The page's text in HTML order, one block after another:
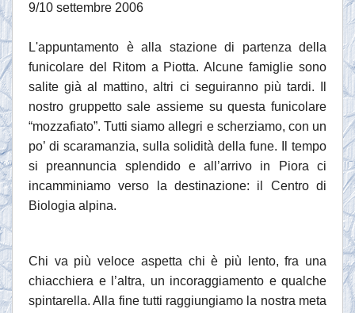
9/10 settembre 2006
L'appuntamento è alla stazione di partenza della
funicolare del Ritom a Piotta. Alcune famiglie sono
salite già al mattino, altri ci seguiranno più tardi. Il
nostro gruppetto sale assieme su questa funicolare
“mozzafiato”. Tutti siamo allegri e scherziamo, con un
po’ di scaramanzia, sulla solidità della fune. Il tempo
si preannuncia splendido e all’arrivo in Piora ci
incamminiamo verso la destinazione: il Centro di
Biologia alpina.
Chi va più veloce aspetta chi è più lento, fra una
chiacchiera e l’altra, un incoraggiamento e qualche
spintarella. Alla fine tutti raggiungiamo la nostra meta